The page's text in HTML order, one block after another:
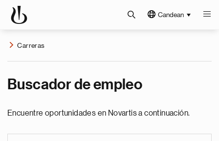
Candean
Carreras
Buscador de empleo
Encuentre oportunidades en Novartis a continuación.